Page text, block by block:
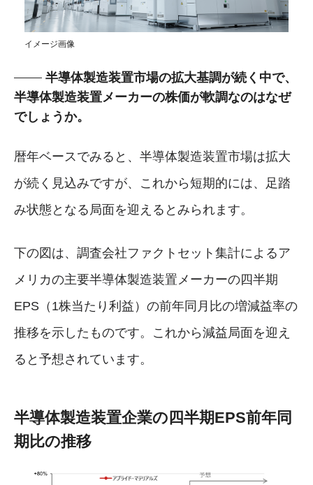
イメージ画像
半導体製造装置市場の拡大基調が続く中で、
半導体製造装置メーカーの株価が軟調なのはなぜ
でしょうか。
暦年ベースでみると、半導体製造装置市場は拡大
が続く見込みですが、これから短期的には、足踏
み状態となる局面を迎えるとみられます。
下の図は、調査会社ファクトセット集計によるア
メリカの主要半導体製造装置メーカーの四半期
EPS（1株当たり利益）の前年同月比の増減益率の
推移を示したものです。これから減益局面を迎え
ると予想されています。
半導体製造装置企業の四半期EPS前年同
期比の推移